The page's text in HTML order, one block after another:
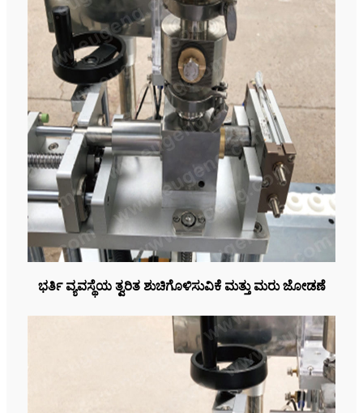
ಭರ್ತಿ ವ್ಯವಸ್ಥೆಯ ತ್ವರಿತ ಶುಚಿಗೊಳಿಸುವಿಕೆ ಮತ್ತು ಮರು ಜೋಡಣೆ